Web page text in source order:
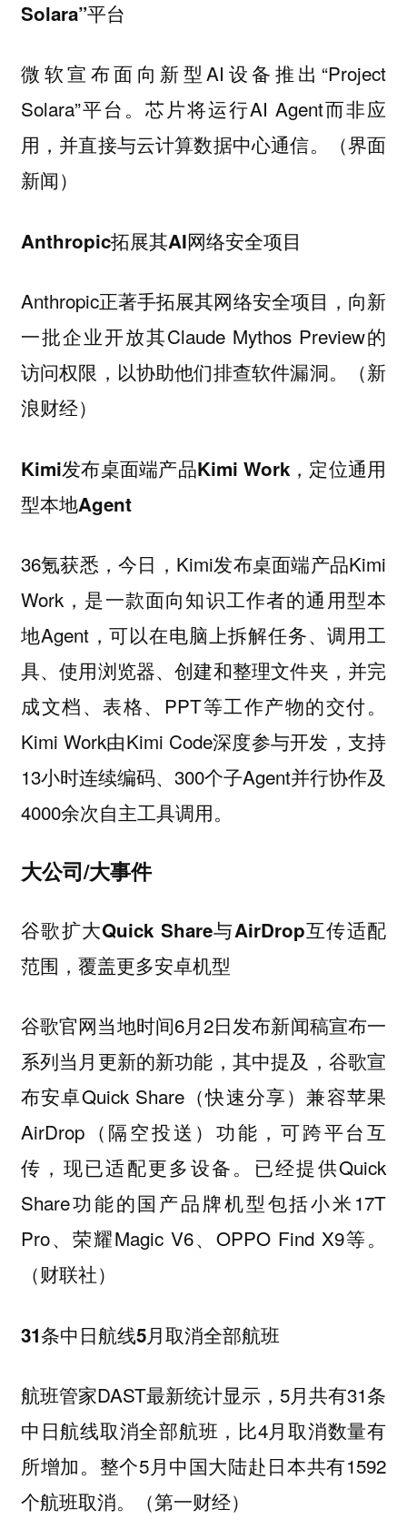
Solara”平台
微软宣布面向新型AI设备推出“Project
Solara”平台。芯片将运行AI Agent而非应
用，并直接与云计算数据中心通信。（界面
新闻）
Anthropic拓展其AI网络安全项目
Anthropic正著手拓展其网络安全项目，向新
一批企业开放其Claude Mythos Preview的
访问权限，以协助他们排查软件漏洞。（新
浪财经）
Kimi发布桌面端产品Kimi Work，定位通用
型本地Agent
36氪获悉，今日，Kimi发布桌面端产品Kimi
Work，是一款面向知识工作者的通用型本
地Agent，可以在电脑上拆解任务、调用工
具、使用浏览器、创建和整理文件夹，并完
成文档、表格、PPT等工作产物的交付。
Kimi Work由Kimi Code深度参与开发，支持
13小时连续编码、300个子Agent并行协作及
4000余次自主工具调用。
大公司/大事件
谷歌扩大Quick Share与AirDrop互传适配
范围，覆盖更多安卓机型
谷歌官网当地时间6月2日发布新闻稿宣布一
系列当月更新的新功能，其中提及，谷歌宣
布安卓Quick Share（快速分享）兼容苹果
AirDrop（隔空投送）功能，可跨平台互
传，现已适配更多设备。已经提供Quick
Share功能的国产品牌机型包括小米17T
Pro、荣耀Magic V6、OPPO Find X9等。
（财联社）
31条中日航线5月取消全部航班
航班管家DAST最新统计显示，5月共有31条
中日航线取消全部航班，比4月取消数量有
所增加。整个5月中国大陆赴日本共有1592
个航班取消。（第一财经）